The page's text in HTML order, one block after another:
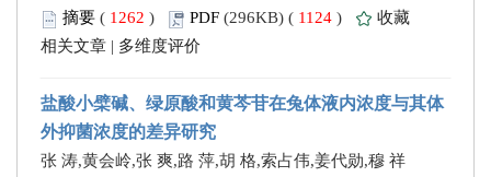
摘要 ( 1262 ) PDF (296KB) ( 1124 )
收藏
相关文章 | 多维度评价
盐酸小檗碱、绿原酸和黄芩苷在兔体液内浓度与其体
外抑菌浓度的差异研究
张 涛,黄会岭,张 爽,路 萍,胡 格,索占伟,姜代勋,穆 祥